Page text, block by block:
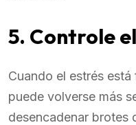
5. Controle
Cuando el estrés
puede volverse más
desencadenar brotes